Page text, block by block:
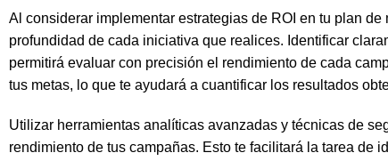
Al considerar implementar estrategias de ROI en tu plan
profundidad de cada iniciativa que realices. Identificar
permitirá evaluar con precisión el rendimiento de cada
tus metas, lo que te ayudará a cuantificar los resultados
Utilizar herramientas analíticas avanzadas y técnicas de
rendimiento de tus campañas. Esto te facilitará la tarea de